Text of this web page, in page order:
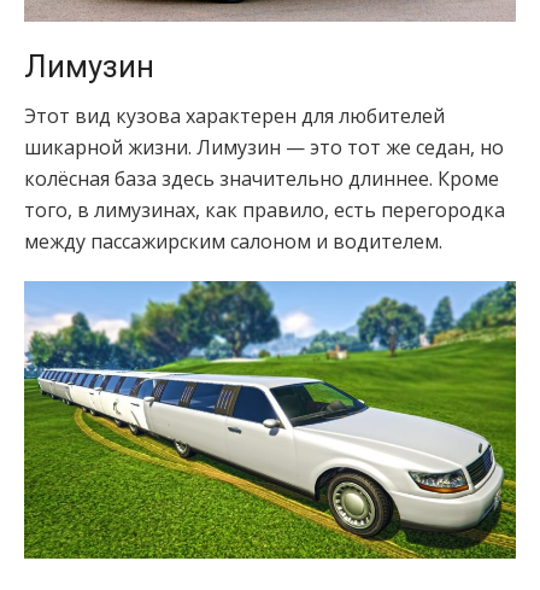
Лимузин
Этот вид кузова характерен для любителей
шикарной жизни. Лимузин — это тот же седан, но
колёсная база здесь значительно длиннее. Кроме
того, в лимузинах, как правило, есть перегородка
между пассажирским салоном и водителем.